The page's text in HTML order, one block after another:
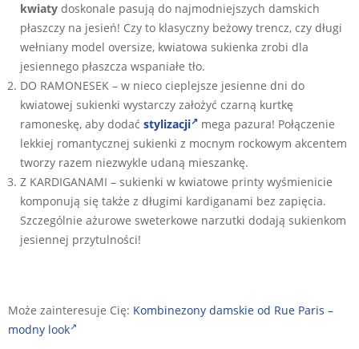
kwiaty doskonale pasują do najmodniejszych damskich
płaszczy na jesień! Czy to klasyczny beżowy trencz, czy długi
wełniany model oversize, kwiatowa sukienka zrobi dla
jesiennego płaszcza wspaniałe tło.
DO RAMONESEK – w nieco cieplejsze jesienne dni do
kwiatowej sukienki wystarczy założyć czarną kurtkę
ramoneskę, aby dodać stylizacji
mega pazura! Połączenie
lekkiej romantycznej sukienki z mocnym rockowym akcentem
tworzy razem niezwykle udaną mieszankę.
Z KARDIGANAMI – sukienki w kwiatowe printy wyśmienicie
komponują się także z długimi kardiganami bez zapięcia.
Szczególnie ażurowe sweterkowe narzutki dodają sukienkom
jesiennej przytulności!
Może zainteresuje Cię: Kombinezony damskie od Rue Paris –
modny look